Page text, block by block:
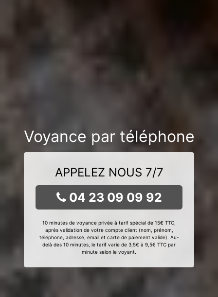
Voyance par téléphone
APPELEZ NOUS 7/7
04 23 09 09 92
10 minutes de voyance privée à tarif spécial de 15€ TTC,
après validation de votre compte client (nom, prénom,
téléphone, adresse, email et carte de paiement valide). Au-
delà des 10 minutes, le tarif varie de 3,5€ à 9,5€ TTC par
minute selon le voyant.